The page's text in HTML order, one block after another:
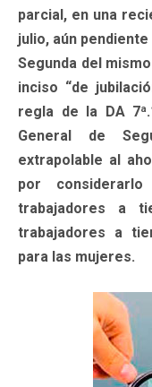
parcial, en una
julio, aún
Segunda del
inciso “de
regla de la DA
General de
extrapolable al
por
trabajadores a
trabajadores a
para las mujeres.